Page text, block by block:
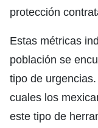
protección
Estas métricas
población se
tipo de
cuales los
este tipo de